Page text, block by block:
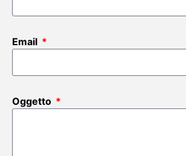
Email
Oggetto